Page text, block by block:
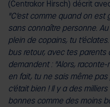
(Centrakor Hirsch) décrit
"C’est comme quand on est
sans connaître personne.
plein de copains, tu
bus retour, avec tes parents
demandent : "Alors, raconte-
en fait, tu ne sais même
c’était bien ! Il y a des
bonnes comme des moins